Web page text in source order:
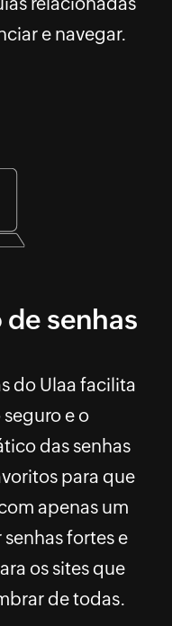
e navegar.
senhas
do Ulaa facilita
e o
das senhas
para que
apenas um
fortes e
os sites que
de todas.